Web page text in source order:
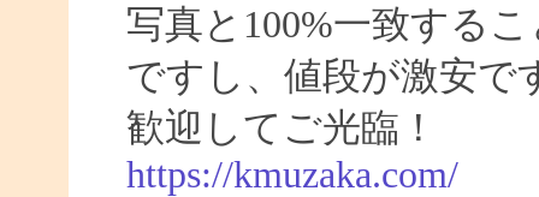
写真と100%一致する
ですし、値段が激安で
歓迎してご光臨！
https://kmuzaka.com/